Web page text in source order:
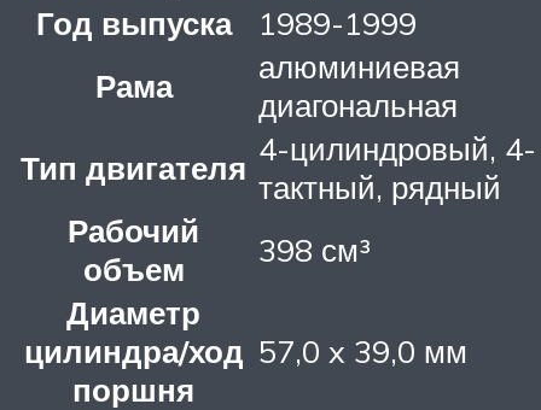
Год выпуска
1989-1999
Рама
алюминиевая
диагональная
Тип двигателя 4-цилиндровый, 4-
тактный, рядный
Рабочий
объем
398 см³
Диаметр
цилиндра/ход
поршня
57,0 x 39,0 мм